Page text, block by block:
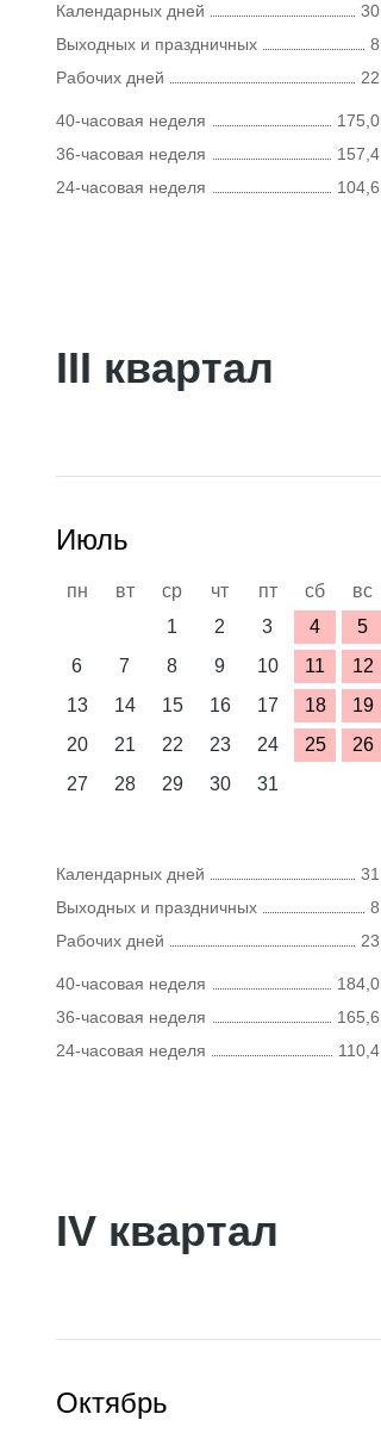
Календарных дней
30
Выходных и праздничных
8
Рабочих дней
22
40-часовая неделя
175,0
36-часовая неделя
157,4
24-часовая неделя
104,6
III квартал
Июль
пн вт ср чт пт сб
вс
1
2 3 4
5
6
7 8 9 10 11
12
13
14 15 16 17 18
19
20
21 22 23 24 25
26
27
28 29 30 31
Календарных дней
31
Выходных и праздничных
8
Рабочих дней
23
40-часовая неделя
184,0
36-часовая неделя
165,6
24-часовая неделя
110,4
IV квартал
Октябрь